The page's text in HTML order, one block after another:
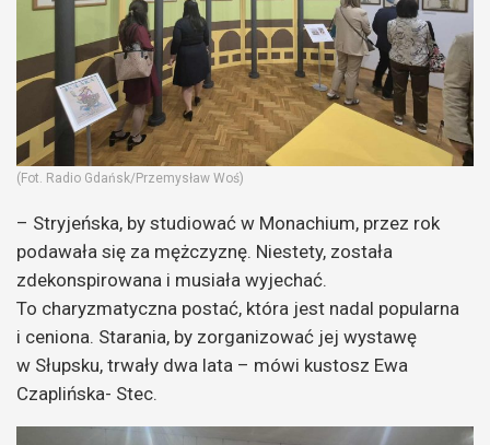
(Fot. Radio Gdańsk/Przemysław Woś)
– Stryjeńska, by studiować w Monachium, przez rok
podawała się za mężczyznę. Niestety, została
zdekonspirowana i musiała wyjechać.
To charyzmatyczna postać, która jest nadal popularna
i ceniona. Starania, by zorganizować jej wystawę
w Słupsku, trwały dwa lata – mówi kustosz Ewa
Czaplińska- Stec.